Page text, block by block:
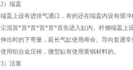
2）端盖
端盖上设有进排气通口，有的还在端盖内设有缓
尘混首*首*首*首*首*首先进入缸内。杆侧端盖上
伸出时的下弯量，延长气缸使用寿命。导向套通
使用铝合金压铸，微型缸有使用黄铜材料的。
3）活塞